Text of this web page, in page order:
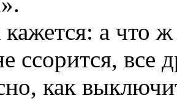
а что
ссорится, все
как